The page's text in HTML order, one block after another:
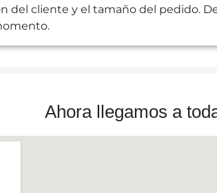
del cliente y el tamaño del pedido.
Ahora llegamos a